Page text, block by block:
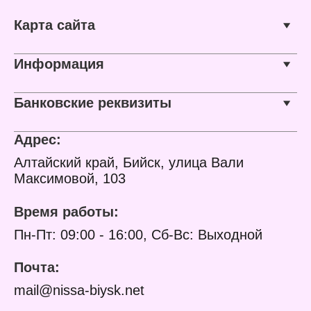
Бренд: DECORIX
Артикул: 0101-06 DX
Назначение:
Основа: акриловые
смолы
- 30 минут
Полное высыхание: 24
Карта сайта
Информация
Банковские реквизиты
Адрес:
Алтайский край, Бийск, улица Вали
Максимовой, 103
Время работы:
Пн-Пт: 09:00 - 16:00, Сб-Вс: Выходной
Почта:
mail@nissa-biysk.net